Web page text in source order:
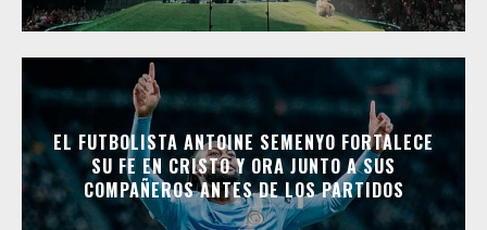
EL FUTBOLISTA ANTOINE SEMENYO FORTALECE
SU FE EN CRISTO Y ORA JUNTO A SUS
COMPAÑEROS ANTES DE LOS PARTIDOS